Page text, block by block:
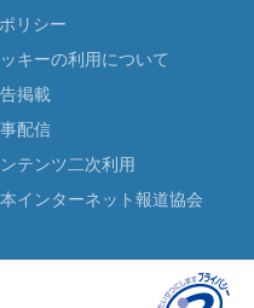
リシー
キーの利用について
掲載
配信
テンツ二次利用
インターネット報道協会